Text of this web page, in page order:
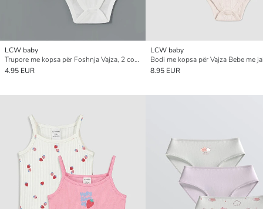
LCW baby
Trupore me kopsa për Foshnja Vajza, 2 copë
4.95 EUR
LCW baby
8.95 EUR